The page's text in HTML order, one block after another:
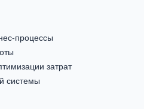
процессы
затрат
системы